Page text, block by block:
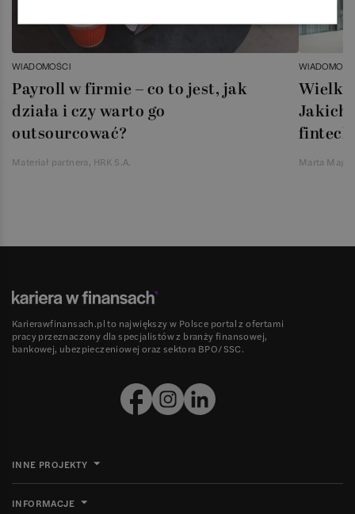
WIADOMOŚCI
Payroll w firmie – co to jest, jak
działa i czy warto go
outsourcować?
Materiał partnera, HRK S.A.
Jakich
Marta
Karierawfinansach.pl to największy w Polsce portal z ofertami
pracy przeznaczony dla specjalistów z branży finansowej,
bankowej, ubezpieczeniowej oraz sektora BPO/SSC.
INNE PROJEKTY
INFORMACJE